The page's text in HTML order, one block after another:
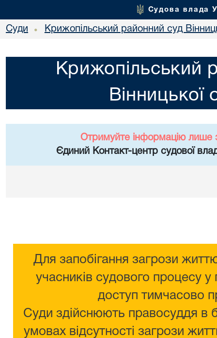
Судова влада
Суди • Крижопільський районний суд
Крижопільський
Вінницької
Отримуйте інформацію лише
Єдиний Контакт-центр судової
Для запобігання загрози
учасників судового процесу у
доступ тимчасово
Суди здійснюють правосуддя в
умовах відсутності загрози